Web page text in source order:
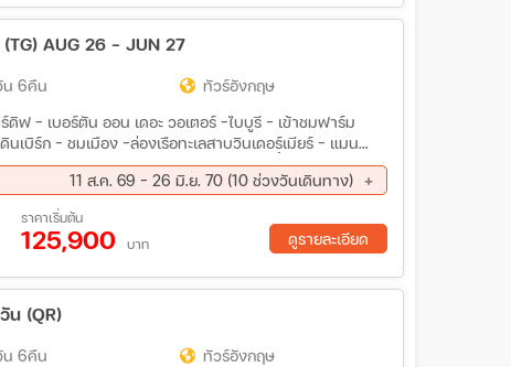
AUG 26 - JUN 27
น 6คืน
ทัวร์อังกฤษ
ดิฟ - เบอร์ตัน ออน เดอะ วอเตอร์ -ไบบูรี - เข้าชมฟาร์ม
เบิร์ก - ชมเมือง -ล่องเรือทะเลสาบวินเดอร์เมียร์ - แมน
ฟฟอร์ด-สแตรสฟอร์ด อัพพอน เอวอน, ช้อปปิ้ง Bicester
มส์, หอคอยลอนดอน, ชมมหานครลอนดอน-ช้อปปิ้งถนนอ๊
างแฮร์รอดส์ -อาหารจีน Four Season เมนูเป็ดย่างและ
11 ส.ค. 69 - 26 มิ.ย. 70 (10 ช่วงวันเดินทาง)
ต.ค. 69 - 18 ต.ค. 69
ธ.ค. 69 - 12 ธ.ค. 69
12 ก.พ. 70 - 20 ก.พ. 70
เม.ย 70 - 08 พ.ค. 70
28 พ.ค. 70 - 05 มิ.ย 70
ราคาเริ่มต้น
125,900 บาท ดูรายละเอียด
(QR)
น 6คืน
ทัวร์อังกฤษ